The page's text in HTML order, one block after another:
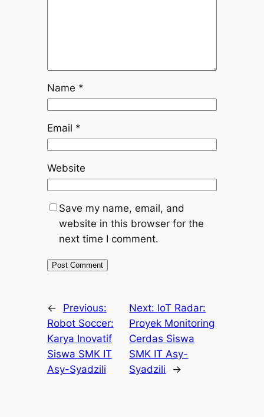
Name *
Email *
Website
Save my name, email, and
website in this browser for the
next time I comment.
←
Previous:
Robot Soccer:
Karya Inovatif
Siswa SMK IT
Asy-Syadzili
Next: IoT Radar:
Proyek Monitoring
Cerdas Siswa
SMK IT Asy-
Syadzili
→